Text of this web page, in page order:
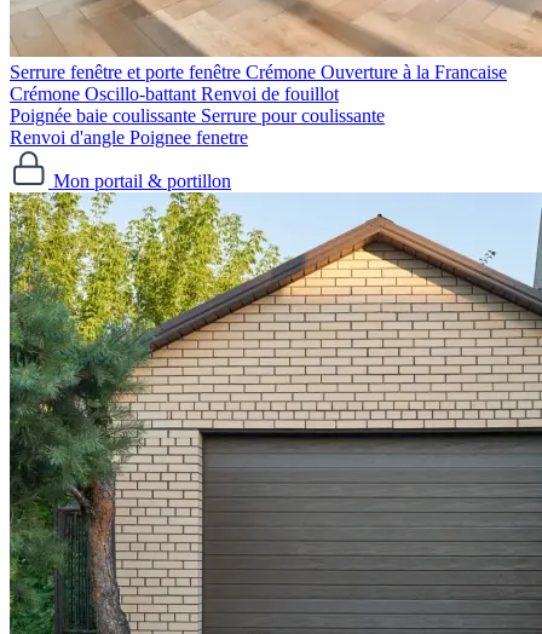
Serrure fenêtre et porte fenêtre
Crémone Ouverture à la Francaise
Crémone Oscillo-battant Renvoi de fouillot
Poignée baie coulissante Serrure pour coulissante
Renvoi d'angle Poignee fenetre
Mon portail & portillon